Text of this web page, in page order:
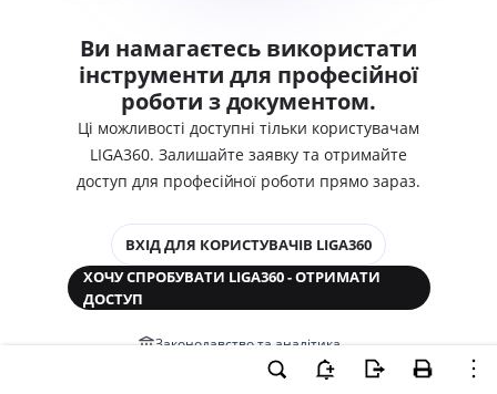
Ви намагаєтесь використати
інструменти для професійної
роботи з документом.
Ці можливості доступні тільки користувачам
LIGA360. Залишайте заявку та отримайте
доступ для професійної роботи прямо зараз.
ВХІД ДЛЯ КОРИСТУВАЧІВ LIGA360
ХОЧУ СПРОБУВАТИ LIGA360 - ОТРИМАТИ
ДОСТУП
Законодавство та аналітика
Корпоративні документи
Перевірка компаній та персон